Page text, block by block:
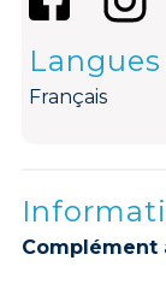
Français
Complément